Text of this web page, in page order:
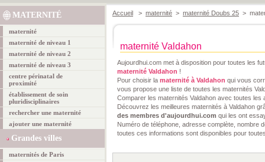
MATERNITÉ
maternité
maternité de niveau 1
maternité de niveau 2
maternité de niveau 3
centre périnatal de
proximité
établissement de soin
pluridisciplinaires
rechercher une maternité
ajouter une maternité
Grandes villes
maternités de Paris
Accueil > maternité > maternité Doubs 25 >
maternité Valdahon
Aujourdhui.com met à disposition pour toutes les
maternité Valdahon !
Pour choisir la maternité à Valdahon qui vous
vous propose une liste de toutes les maternités
Comparer les maternités Valdahon avec toutes les
Découvrez les meilleures maternités à Valdahon
des membres d'aujourdhui.com qui les ont
Numéro de téléphone, adresse complète, nombre
toutes ces informations sont disponibles pour